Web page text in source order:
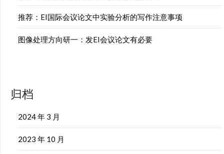
推荐：EI国际会议论文中实验分析的写作注意事项
图像处理方向研一：发EI会议论文有必要
归档
2024 年 3 月
2023 年 10 月